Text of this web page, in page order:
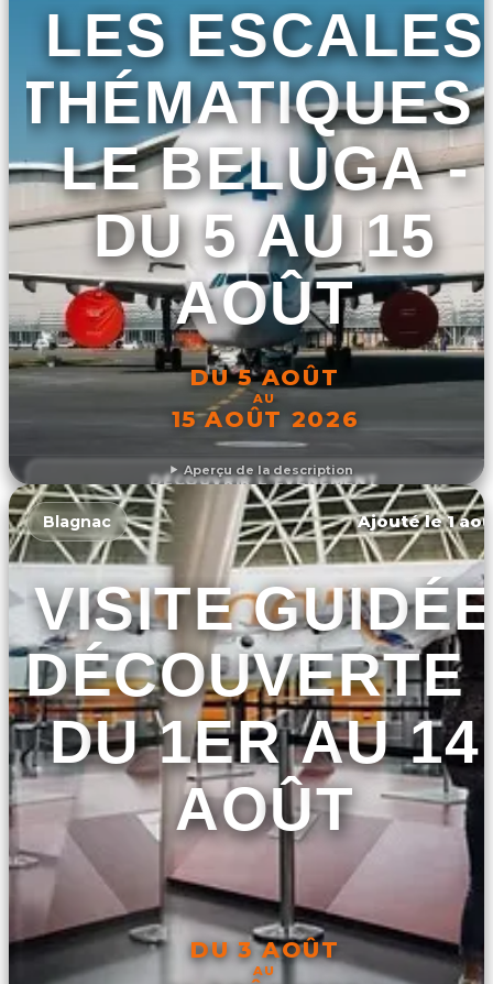
Aperçu de la description
LES ESCALES
THÉMATIQUES
LE BELUGA​​ -
DU 5 AU 15
AOÛT
DU 5 AOÛT
AU
15 AOÛT 2026
DÉCOUVRIR L'ÉVÉNEMENT
Blagnac Ajouté le 1
VISITE
DÉCOUVERTE
DU 1ER AU 14
AOÛT
DU 3 AOÛT
AU